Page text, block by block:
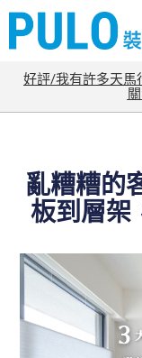
好評/我有許多天馬
亂糟糟的
板到層架